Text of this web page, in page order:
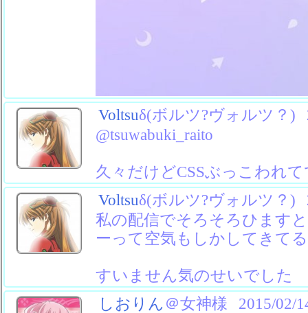
Voltsuδ(ボルツ?ヴォルツ？)
@tsuwabuki_raito
久々だけどCSSぶっこわれ
Voltsuδ(ボルツ?ヴォルツ？)
私の配信でそろそろひます
ーって空気もしかしてきて
すいません気のせいでした
しおりん ＠女神様
2015/02/